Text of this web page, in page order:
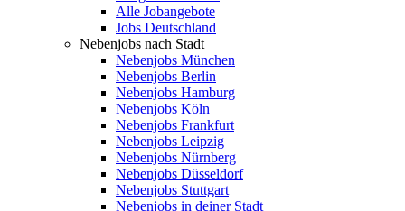
Alle Jobangebote
Jobs Deutschland
Nebenjobs nach Stadt
Nebenjobs München
Nebenjobs Berlin
Nebenjobs Hamburg
Nebenjobs Köln
Nebenjobs Frankfurt
Nebenjobs Leipzig
Nebenjobs Nürnberg
Nebenjobs Düsseldorf
Nebenjobs Stuttgart
Nebenjobs in deiner Stadt